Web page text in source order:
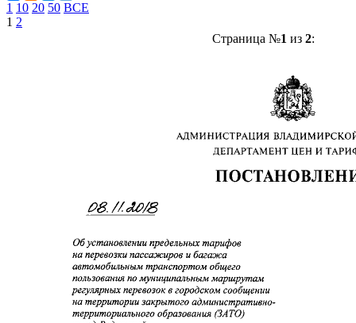
1 10 20 50 ВСЕ
1 2
Страница №1 из 2: